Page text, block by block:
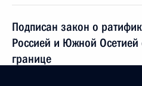
Подписан закон о
Россией и Южной Осетией
границе